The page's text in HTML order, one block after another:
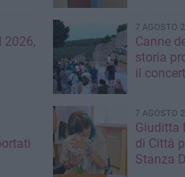
2026,
7 AGOSTO
Canne
storia
il
7 AGOSTO
Giuditta
di Città
Stanza